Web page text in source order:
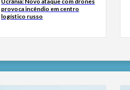
provoca incêndio em centro
logístico russo